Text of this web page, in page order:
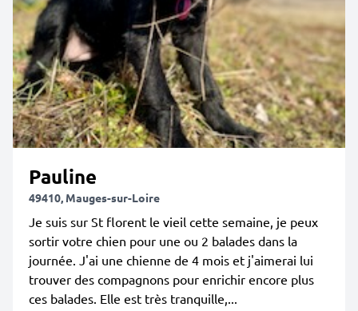
Pauline
49410, Mauges-sur-Loire
Je suis sur St florent le vieil cette semaine, je peux
sortir votre chien pour une ou 2 balades dans la
journée. J'ai une chienne de 4 mois et j'aimerai lui
trouver des compagnons pour enrichir encore plus
ces balades. Elle est très tranquille,...